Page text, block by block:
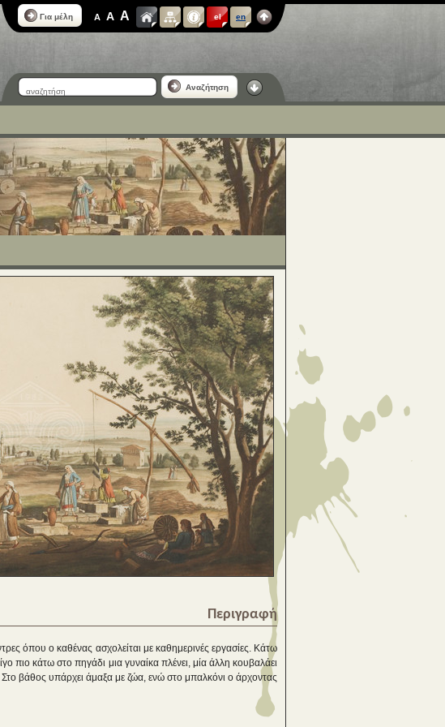
Για μέλη A A A el en
Αναζήτηση
Περιγραφή
όπου ο καθένας ασχολείται με καθημερινές εργασίες. Κάτω
πιο κάτω στο πηγάδι μια γυναίκα πλένει, μία άλλη κουβαλάει
βάθος υπάρχει άμαξα με ζώα, ενώ στο μπαλκόνι ο άρχοντας